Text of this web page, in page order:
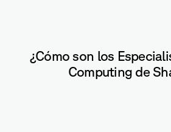
¿Cómo son los
Computing de